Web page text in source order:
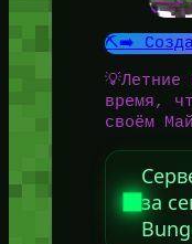
⛏️➡️
💡Летние
время,
своём
за